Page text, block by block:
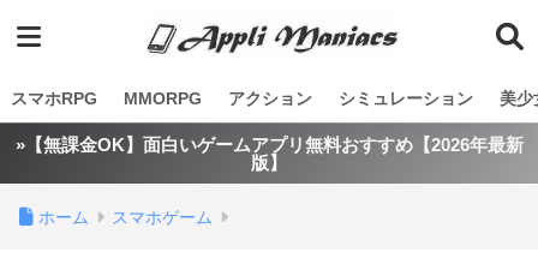
スマホRPG MMORPG アクション シミュレーション 美少
»【無課金OK】面白いゲームアプリ無料おすすめ【2026年最新
版】
ホーム スマホゲーム